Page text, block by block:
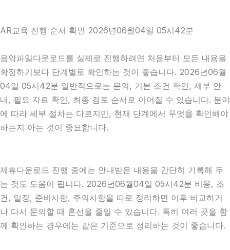
AR교육 진행 순서 확인 2026년06월04일 05시42분
음악파일다운로드를 실제로 진행하려면 처음부터 모든 내용을
확정하기보다 단계별로 확인하는 것이 좋습니다. 2026년06월
04일 05시42분 일반적으로는 문의, 기본 조건 확인, 세부 안
내, 필요 자료 확인, 최종 검토 순서로 이어질 수 있습니다. 분야
에 따라 세부 절차는 다르지만, 현재 단계에서 무엇을 확인해야
하는지 아는 것이 중요합니다.
제휴다운로드 진행 중에는 안내받은 내용을 간단히 기록해 두
는 것도 도움이 됩니다. 2026년06월04일 05시42분 비용, 조
건, 일정, 준비사항, 주의사항을 따로 정리하면 이후 비교하거
나 다시 문의할 때 혼선을 줄일 수 있습니다. 특히 여러 곳을 함
께 확인하는 경우에는 같은 기준으로 정리하는 것이 좋습니다.